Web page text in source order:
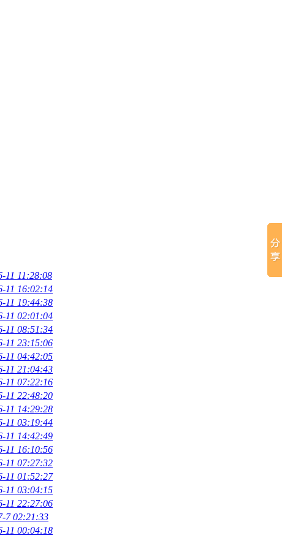
11 11:28:08
11 16:02:14
11 19:44:38
11 02:01:04
11 08:51:34
11 23:15:06
11 04:42:05
11 21:04:43
11 07:22:16
11 22:48:20
11 14:29:28
11 03:19:44
11 14:42:49
11 16:10:56
11 07:27:32
11 01:52:27
11 03:04:15
11 22:27:06
7 02:21:33
11 00:04:18